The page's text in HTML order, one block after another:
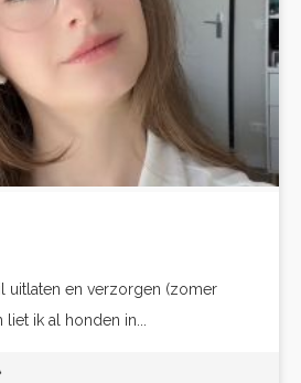
uitlaten en verzorgen (zomer
ik al honden in...